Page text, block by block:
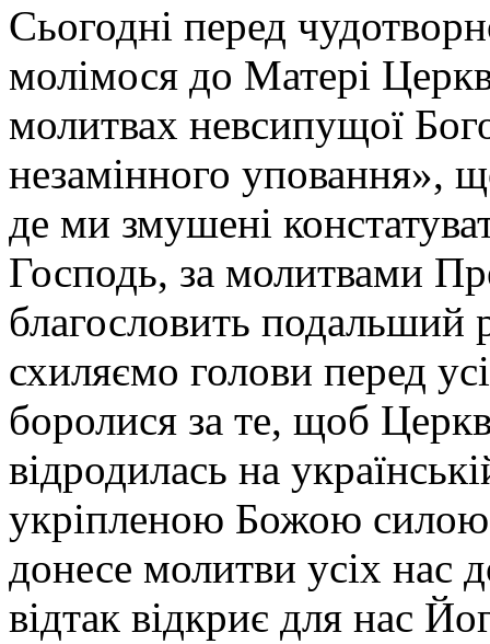
Сьогодні перед
молімося до Матері
молитвах невсипущої
незамінного уповання»,
де ми змушені
Господь, за молитвами
благословить
схиляємо голови перед
боролися за те, щоб
відродилась на
укріпленою Божою
донесе молитви усіх нас
відтак відкриє для нас